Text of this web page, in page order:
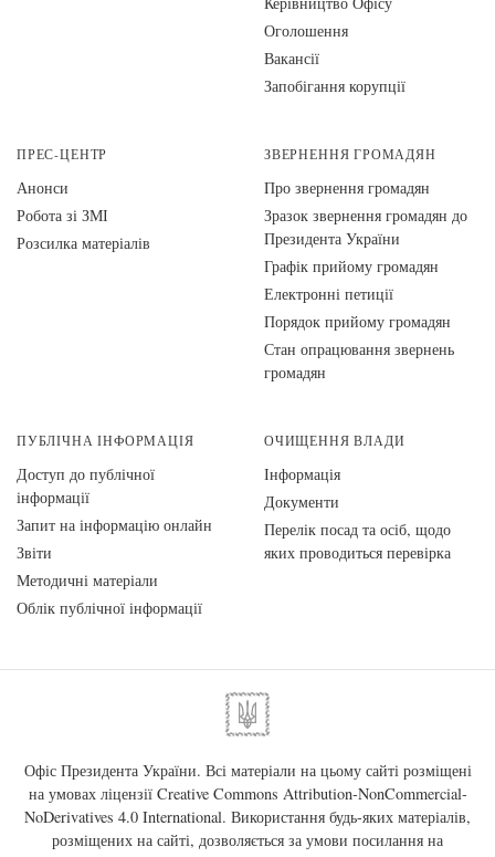
Оголошення
Вакансії
Запобігання корупції
ПРЕС-ЦЕНТР
Анонси
Робота зі ЗМІ
Розсилка матеріалів
ЗВЕРНЕННЯ ГРОМАДЯН
Про звернення громадян
Зразок звернення громадян до
Президента України
Графік прийому громадян
Електронні петиції
Порядок прийому громадян
Стан опрацювання звернень
громадян
ПУБЛІЧНА ІНФОРМАЦІЯ
Доступ до публічної
інформації
Запит на інформацію онлайн
Звіти
Методичні матеріали
Облік публічної інформації
ОЧИЩЕННЯ ВЛАДИ
Інформація
Документи
Перелік посад та осіб, щодо
яких проводиться перевірка
Офіс Президента України. Всі матеріали на цьому сайті розміщені
на умовах ліцензії Creative Commons Attribution-NonCommercial-
NoDerivatives 4.0 International. Використання будь-яких матеріалів,
розміщених на сайті, дозволяється за умови посилання на